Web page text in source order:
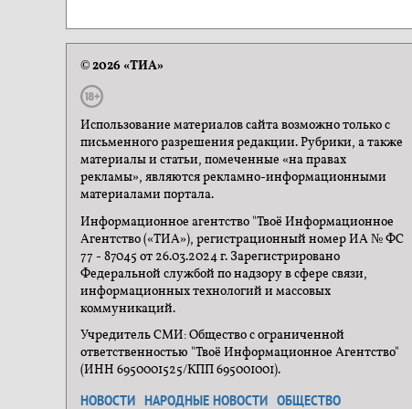
© 2026 «ТИА»
Использование материалов сайта возможно только с
письменного разрешения редакции. Рубрики, а также
материалы и статьи, помеченные «на правах
рекламы», являются рекламно-информационными
материалами портала.
Информационное агентство "Твоё Информационное
Агентство («ТИА»), регистрационный номер ИА № ФС
77 - 87045 от 26.03.2024 г. Зарегистрировано
Федеральной службой по надзору в сфере связи,
информационных технологий и массовых
коммуникаций.
Учредитель СМИ: Общество с ограниченной
ответственностью "Твоё Информационное Агентство"
(ИНН 6950001525/КПП 695001001).
НОВОСТИ НАРОДНЫЕ НОВОСТИ ОБЩЕСТВО